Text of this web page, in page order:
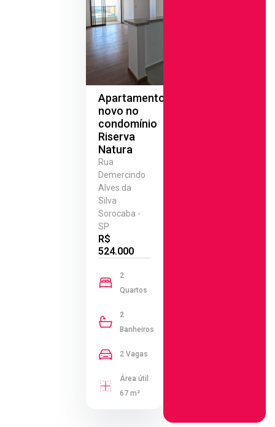
Apartamento
novo no
condomínio
Riserva
Natura
Rua
Demercindo
Alves da
Silva
Sorocaba -
SP
R$
524.000
2
Quartos
2
Banheiros
2 Vagas
Área útil
67 m²